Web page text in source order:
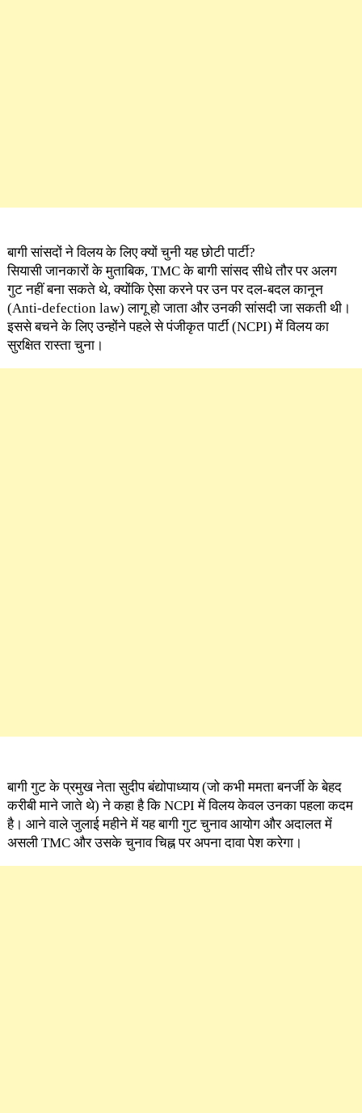
बागी सांसदों ने विलय के लिए क्यों चुनी यह छोटी पार्टी?
सियासी जानकारों के मुताबिक, TMC के बागी सांसद सीधे तौर पर अलग
गुट नहीं बना सकते थे, क्योंकि ऐसा करने पर उन पर दल-बदल कानून
(Anti-defection law) लागू हो जाता और उनकी सांसदी जा सकती थी।
इससे बचने के लिए उन्होंने पहले से पंजीकृत पार्टी (NCPI) में विलय का
सुरक्षित रास्ता चुना।
बागी गुट के प्रमुख नेता सुदीप बंद्योपाध्याय (जो कभी ममता बनर्जी के बेहद
करीबी माने जाते थे) ने कहा है कि NCPI में विलय केवल उनका पहला कदम
है। आने वाले जुलाई महीने में यह बागी गुट चुनाव आयोग और अदालत में
असली TMC और उसके चुनाव चिह्न पर अपना दावा पेश करेगा।